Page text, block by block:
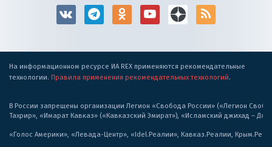
На информационном ресурсе ИА REX применяются рекомендательные
технологии. Правила применения рекомендательных технологий.
В России запрещены организации Легион «Свобода России» («Легион
Тахрир», «Имарат Кавказ» («Кавказский Эмират»), «Исламский джихад –
«Голос Америки», «Левада-Центр», «Idel.Реалии», Кавказ.Реалии,